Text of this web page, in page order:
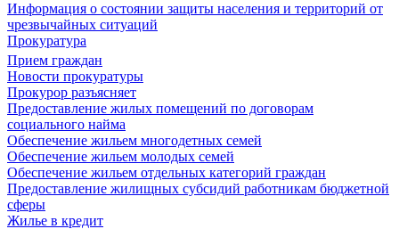
Информация о состоянии защиты населения и территорий от
чрезвычайных ситуаций
Прокуратура
Прием граждан
Новости прокуратуры
Прокурор разъясняет
Предоставление жилых помещений по договорам
социального найма
Обеспечение жильем многодетных семей
Обеспечение жильем молодых семей
Обеспечение жильем отдельных категорий граждан
Предоставление жилищных субсидий работникам бюджетной
сферы
Жилье в кредит